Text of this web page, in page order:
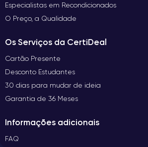
Especialistas em Recondicionados
O Preço, a Qualidade
Os Serviços da CertiDeal
Cartão Presente
Desconto Estudantes
30 dias para mudar de ideia
Garantia de 36 Meses
Informações adicionais
FAQ